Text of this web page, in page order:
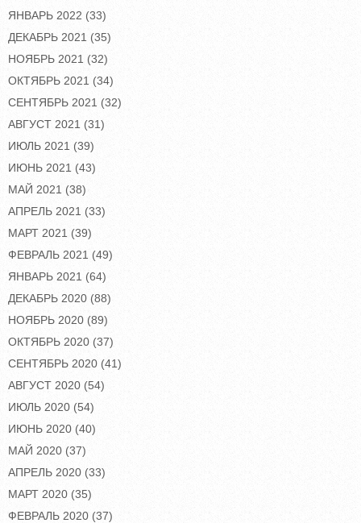
ЯНВАРЬ 2022 (33)
ДЕКАБРЬ 2021 (35)
НОЯБРЬ 2021 (32)
ОКТЯБРЬ 2021 (34)
СЕНТЯБРЬ 2021 (32)
АВГУСТ 2021 (31)
ИЮЛЬ 2021 (39)
ИЮНЬ 2021 (43)
МАЙ 2021 (38)
АПРЕЛЬ 2021 (33)
МАРТ 2021 (39)
ФЕВРАЛЬ 2021 (49)
ЯНВАРЬ 2021 (64)
ДЕКАБРЬ 2020 (88)
НОЯБРЬ 2020 (89)
ОКТЯБРЬ 2020 (37)
СЕНТЯБРЬ 2020 (41)
АВГУСТ 2020 (54)
ИЮЛЬ 2020 (54)
ИЮНЬ 2020 (40)
МАЙ 2020 (37)
АПРЕЛЬ 2020 (33)
МАРТ 2020 (35)
ФЕВРАЛЬ 2020 (37)